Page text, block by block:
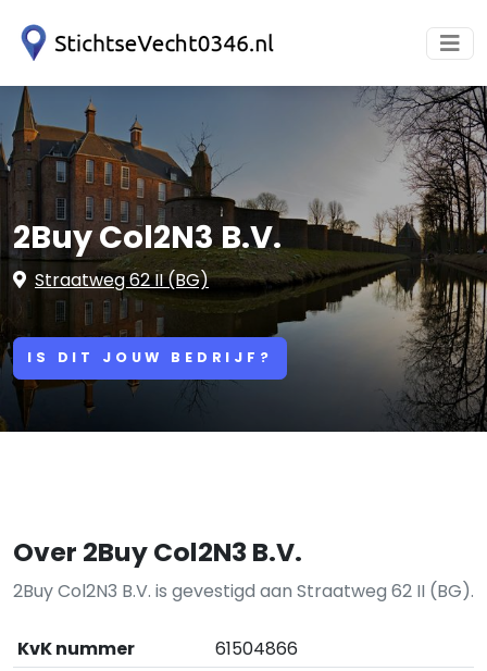
2Buy Col2N3 B.V.
Straatweg 62 II (BG)
IS DIT JOUW BEDRIJF?
Over 2Buy Col2N3 B.V.
2Buy Col2N3 B.V. is gevestigd aan Straatweg 62 II (BG).
KvK nummer
61504866